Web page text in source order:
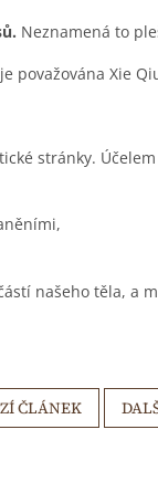
Neznamená to
Xie
stránky.
našeho těla, a
ČLÁNEK